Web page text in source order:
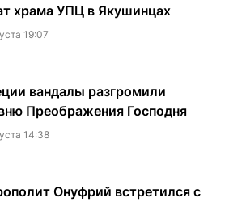
храма УПЦ в Якушинцах
19:07
вандалы разгромили
Преображения Господня
14:38
Онуфрий встретился с